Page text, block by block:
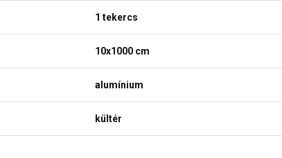
1 tekercs
10x1000 cm
alumínium
kültér